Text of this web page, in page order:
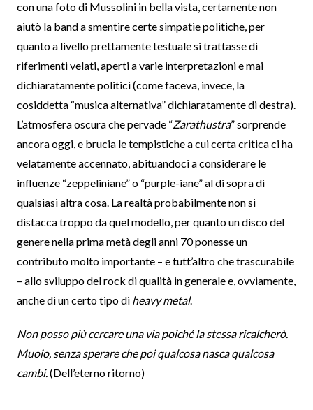
con una foto di Mussolini in bella vista, certamente non
aiutò la band a smentire certe simpatie politiche, per
quanto a livello prettamente testuale si trattasse di
riferimenti velati, aperti a varie interpretazioni e mai
dichiaratamente politici (come faceva, invece, la
cosiddetta “musica alternativa” dichiaratamente di destra).
L’atmosfera oscura che pervade “Zarathustra” sorprende
ancora oggi, e brucia le tempistiche a cui certa critica ci ha
velatamente accennato, abituandoci a considerare le
influenze “zeppeliniane” o “purple-iane” al di sopra di
qualsiasi altra cosa. La realtà probabilmente non si
distacca troppo da quel modello, per quanto un disco del
genere nella prima metà degli anni 70 ponesse un
contributo molto importante – e tutt’altro che trascurabile
– allo sviluppo del rock di qualità in generale e, ovviamente,
anche di un certo tipo di heavy metal.
Non posso più cercare una via poiché la stessa ricalcherò.
Muoio, senza sperare che poi qualcosa nasca qualcosa
cambi.(Dell’eterno ritorno)